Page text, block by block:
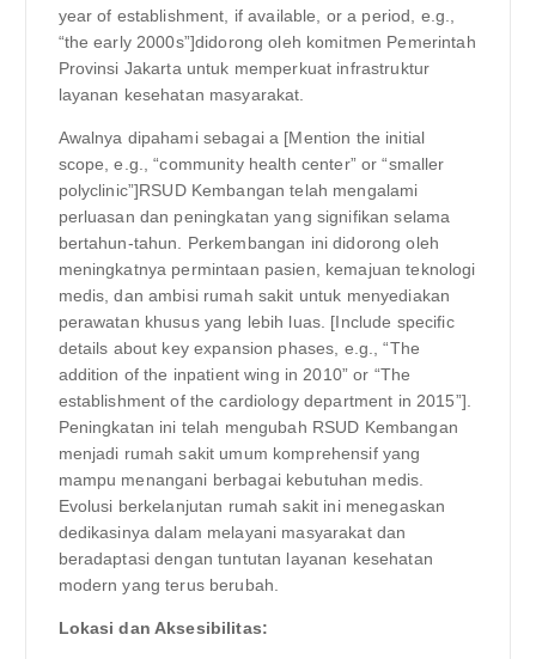
year of establishment, if available, or a period, e.g.,
“the early 2000s”]didorong oleh komitmen Pemerintah
Provinsi Jakarta untuk memperkuat infrastruktur
layanan kesehatan masyarakat.
Awalnya dipahami sebagai a [Mention the initial
scope, e.g., “community health center” or “smaller
polyclinic”]RSUD Kembangan telah mengalami
perluasan dan peningkatan yang signifikan selama
bertahun-tahun. Perkembangan ini didorong oleh
meningkatnya permintaan pasien, kemajuan teknologi
medis, dan ambisi rumah sakit untuk menyediakan
perawatan khusus yang lebih luas. [Include specific
details about key expansion phases, e.g., “The
addition of the inpatient wing in 2010” or “The
establishment of the cardiology department in 2015”].
Peningkatan ini telah mengubah RSUD Kembangan
menjadi rumah sakit umum komprehensif yang
mampu menangani berbagai kebutuhan medis.
Evolusi berkelanjutan rumah sakit ini menegaskan
dedikasinya dalam melayani masyarakat dan
beradaptasi dengan tuntutan layanan kesehatan
modern yang terus berubah.
Lokasi dan Aksesibilitas: